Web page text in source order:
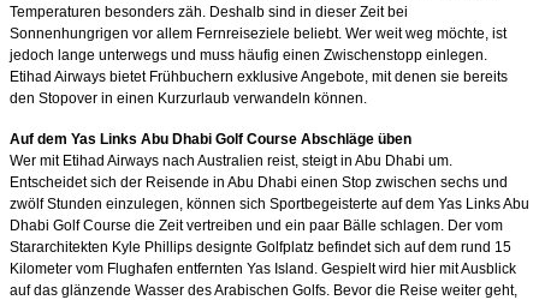
Temperaturen besonders zäh. Deshalb sind in dieser Zeit bei
Sonnenhungrigen vor allem Fernreiseziele beliebt. Wer weit weg möchte, ist
jedoch lange unterwegs und muss häufig einen Zwischenstopp einlegen.
Etihad Airways bietet Frühbuchern exklusive Angebote, mit denen sie bereits
den Stopover in einen Kurzurlaub verwandeln können.
Auf dem Yas Links Abu Dhabi Golf Course Abschläge üben
Wer mit Etihad Airways nach Australien reist, steigt in Abu Dhabi um.
Entscheidet sich der Reisende in Abu Dhabi einen Stop zwischen sechs und
zwölf Stunden einzulegen, können sich Sportbegeisterte auf dem Yas Links Abu
Dhabi Golf Course die Zeit vertreiben und ein paar Bälle schlagen. Der vom
Stararchitekten Kyle Phillips designte Golfplatz befindet sich auf dem rund 15
Kilometer vom Flughafen entfernten Yas Island. Gespielt wird hier mit Ausblick
auf das glänzende Wasser des Arabischen Golfs. Bevor die Reise weiter geht,